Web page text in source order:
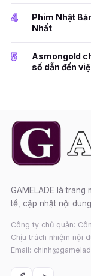
4
Phim Nhật
Nhất
5
Asmongold
số dẫn đến
GAMELADE là
tế, cập nhật nội
Công ty chủ quản:
Chịu trách nhiệm nội
Email: